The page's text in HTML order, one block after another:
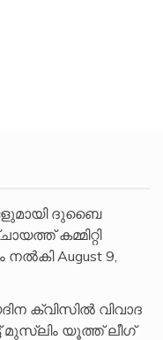
ദുബൈ
കമ്മിറ്റി
നൽകി August 9,
ക്വിസിൽ വിവാദ
മുസ്‌ലിം യൂത്ത് ലീഗ്